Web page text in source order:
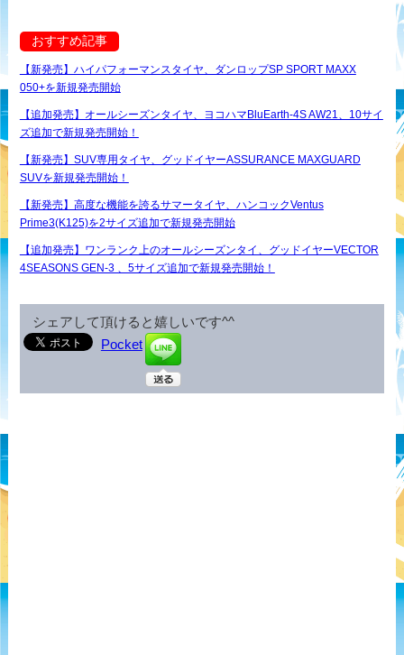
おすすめ記事
【新発売】ハイパフォーマンスタイヤ、ダンロップSP SPORT MAXX
050+を新規発売開始
【追加発売】オールシーズンタイヤ、ヨコハマBluEarth-4S AW21、10サイ
ズ追加で新規発売開始！
【新発売】SUV専用タイヤ、グッドイヤーASSURANCE MAXGUARD
SUVを新規発売開始！
【新発売】高度な機能を誇るサマータイヤ、ハンコックVentus
Prime3(K125)を2サイズ追加で新規発売開始
【追加発売】ワンランク上のオールシーズンタイ、グッドイヤーVECTOR
4SEASONS GEN-3 、5サイズ追加で新規発売開始！
シェアして頂けると嬉しいです^^
Pocket